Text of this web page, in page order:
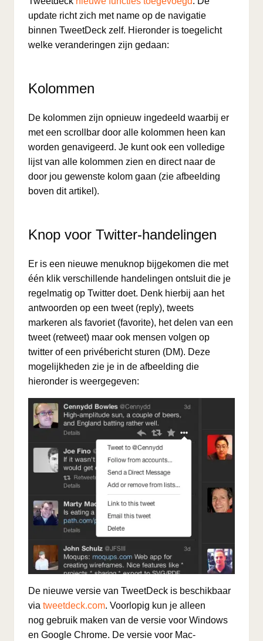
update richt zich met name op de navigatie
binnen TweetDeck zelf. Hieronder is toegelicht
welke veranderingen zijn gedaan:
Kolommen
De kolommen zijn opnieuw ingedeeld waarbij er
met een scrollbar door alle kolommen heen kan
worden genavigeerd. Je kunt ook een volledige
lijst van alle kolommen zien en direct naar de
door jou gewenste kolom gaan (zie afbeelding
boven dit artikel).
Knop voor Twitter-handelingen
Er is een nieuwe menuknop bijgekomen die met
één klik verschillende handelingen ontsluit die je
regelmatig op Twitter doet. Denk hierbij aan het
antwoorden op een tweet (reply), tweets
markeren als favoriet (favorite), het delen van een
tweet (retweet) maar ook mensen volgen op
twitter of een privébericht sturen (DM). Deze
mogelijkheden zie je in de afbeelding die
hieronder is weergegeven:
De nieuwe versie van TweetDeck is beschikbaar
via tweetdeck.com. Voorlopig kun je alleen
nog gebruik maken van de versie voor Windows
en Google Chrome. De versie voor Mac-